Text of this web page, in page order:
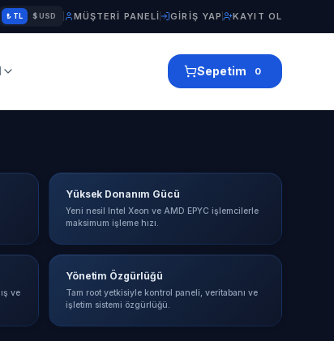
₺ TL $ USD MÜŞTERI PANELI GIRIŞ YAP KAYIT OL
Sepetim 0
Yüksek Donanım Gücü
Yeni nesil Intel Xeon ve AMD EPYC işlemcilerle
maksimum işleme hızı.
ve
Yönetim Özgürlüğü
Tam root yetkisiyle kontrol paneli, veritabanı ve
işletim sistemi özgürlüğü.